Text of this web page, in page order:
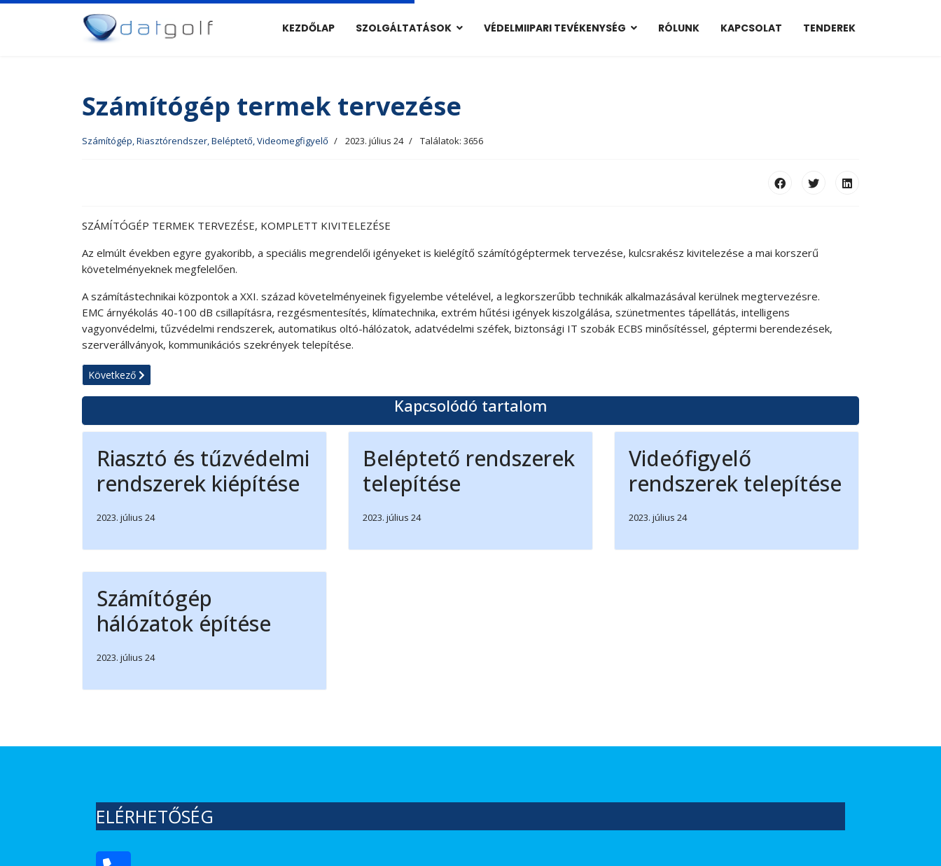
KEZDŐLAP SZOLGÁLTATÁSOK VÉDELMIIPARI TEVÉKENYSÉG RÓLUNK KAPCSOLAT TENDEREK
Számítógép termek tervezése
Számítógép, Riasztórendszer, Beléptető, Videomegfigyelő 2023. július 24 Találatok: 3656
SZÁMÍTÓGÉP TERMEK TERVEZÉSE, KOMPLETT KIVITELEZÉSE
Az elmúlt években egyre gyakoribb, a speciális megrendelői igényeket is kielégítő számítógéptermek tervezése, kulcsrakész kivitelezése a mai korszerű
követelményeknek megfelelően.
A számítástechnikai központok a XXI. század követelményeinek figyelembe vételével, a legkorszerűbb technikák alkalmazásával kerülnek megtervezésre.
EMC árnyékolás 40-100 dB csillapításra, rezgésmentesítés, klímatechnika, extrém hűtési igények kiszolgálása, szünetmentes tápellátás, intelligens
vagyonvédelmi, tűzvédelmi rendszerek, automatikus oltó-hálózatok, adatvédelmi széfek, biztonsági IT szobák ECBS minősítéssel, géptermi berendezések,
szerverállványok, kommunikációs szekrények telepítése.
Következő cikk: Riasztó és tűzvédelmi rendszerek kiépítése
Következő
Kapcsolódó tartalom
Riasztó és tűzvédelmi
rendszerek kiépítése
2023. július 24
Beléptető rendszerek
telepítése
2023. július 24
Videófigyelő
rendszerek telepítése
2023. július 24
Számítógép
hálózatok építése
2023. július 24
ELÉRHETŐSÉG